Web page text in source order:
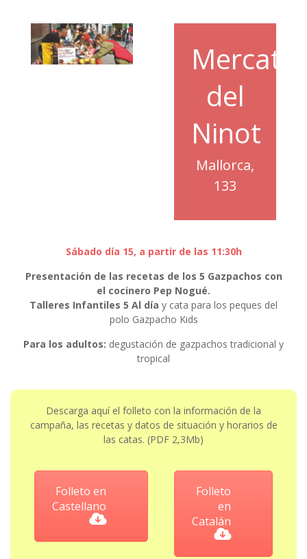
Mercat
del
Ninot
Mallorca,
133
Sábado día 15, a partir de las 11:30h
Presentación de las recetas de los 5 Gazpachos con
el cocinero Pep Nogué.
Talleres Infantiles 5 Al día y cata para los peques del
polo Gazpacho Kids
Para los adultos: degustación de gazpachos tradicional y
tropical
Descarga aquí el folleto con la información de la
campaña, las recetas y datos de situación y horarios de
las catas. (PDF 2,3Mb)
Folleto en
Castellano
Folleto
en
Catalán